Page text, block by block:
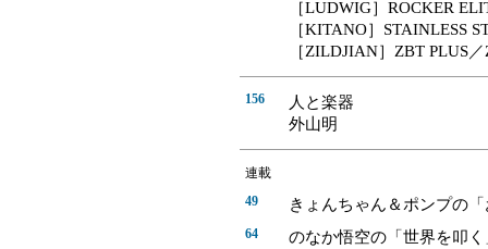
［LUDWIG］ROCKER
［KITANO］STAINLESS
［ZILDJIAN］ZBT PLUS
156
人と楽器
外山明
連載
49
きょんちゃん＆ポンプの
64 のなか悟空の「世界を叩く